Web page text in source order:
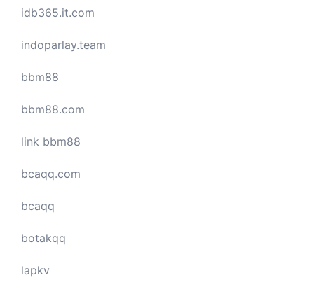
idb365.it.com
indoparlay.team
bbm88
bbm88.com
link bbm88
bcaqq.com
bcaqq
botakqq
lapkv